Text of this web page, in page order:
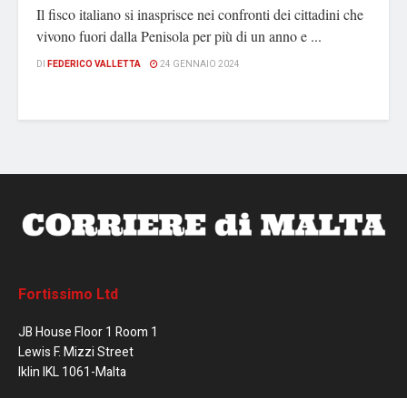
Il fisco italiano si inasprisce nei confronti dei cittadini che
vivono fuori dalla Penisola per più di un anno e ...
DI FEDERICO VALLETTA 24 GENNAIO 2024
Fortissimo Ltd
JB House Floor 1 Room 1
Lewis F. Mizzi Street
Iklin IKL 1061-Malta